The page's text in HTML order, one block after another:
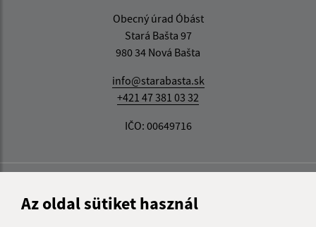
Az oldal sütiket használ
Obecný úrad Óbást
Stará Bašta 97
980 34 Nová Bašta
info@starabasta.sk
+421 47 381 03 32
IČO: 00649716